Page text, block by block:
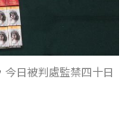
日被判處監禁四十日